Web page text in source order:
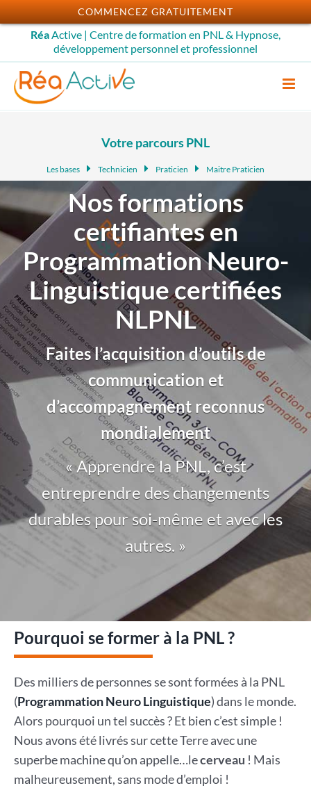
Passer
au
contenu
RéaActive | Centre de formation en PNL & Hypnose,
développement personnel et professionnel
Votre parcours PNL
Les bases Technicien Praticien Maitre Praticien
Nos formations
certifiantes en
Programmation Neuro-
Linguistique certifiées
NLPNL
Faites l’acquisition d’outils de
communication et
d’accompagnement reconnus
mondialement
« Apprendre la PNL, c’est
entreprendre des changements
durables pour soi-même et avec les
autres. »
Pourquoi se former à la PNL ?
Des milliers de personnes se sont formées à la PNL
(Programmation Neuro Linguistique) dans le monde.
Alors pourquoi un tel succès ? Et bien c’est simple !
Nous avons été livrés sur cette Terre avec une
superbe machine qu’on appelle…lecerveau ! Mais
malheureusement, sans mode d’emploi !
COMMENCEZ GRATUITEMENT